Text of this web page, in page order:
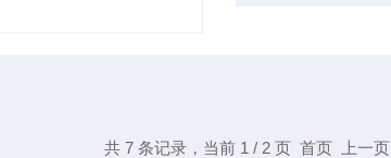
共 7 条记录，当前 1 / 2 页 首页 上一页